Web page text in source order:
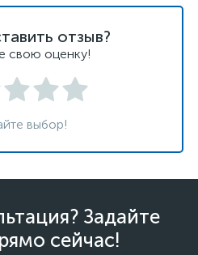
отзыв?
свою оценку!
выбор!
Задайте
сейчас!